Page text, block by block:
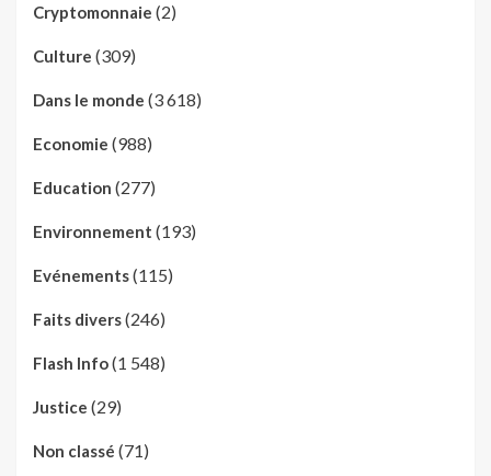
Cryptomonnaie (2)
Culture (309)
Dans le monde (3 618)
Economie (988)
Education (277)
Environnement (193)
Evénements(115)
Faits divers(246)
Flash Info(1 548)
Justice (29)
Non classé (71)